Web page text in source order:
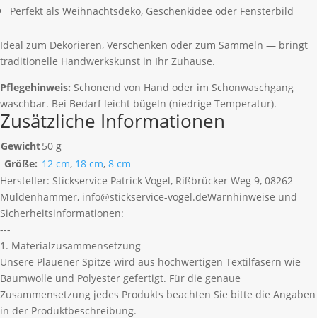
Perfekt als Weihnachtsdeko, Geschenkidee oder Fensterbild
Ideal zum Dekorieren, Verschenken oder zum Sammeln — bringt
traditionelle Handwerkskunst in Ihr Zuhause.
Pflegehinweis: Schonend von Hand oder im Schonwaschgang
waschbar. Bei Bedarf leicht bügeln (niedrige Temperatur).
Zusätzliche Informationen
Gewicht50 g
Größe: 12 cm, 18 cm, 8 cm
Hersteller: Stickservice Patrick Vogel, Rißbrücker Weg 9, 08262
Muldenhammer, info@stickservice-vogel.deWarnhinweise und
Sicherheitsinformationen:
---
1. Materialzusammensetzung
Unsere Plauener Spitze wird aus hochwertigen Textilfasern wie
Baumwolle und Polyester gefertigt. Für die genaue
Zusammensetzung jedes Produkts beachten Sie bitte die Angaben
in der Produktbeschreibung.